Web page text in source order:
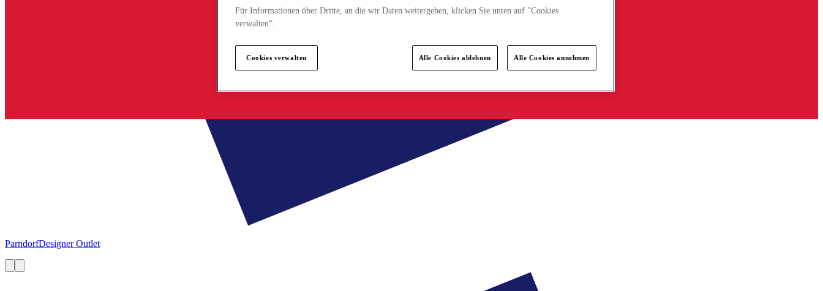
ParndorfDesigner Outlet
Für Informationen über Dritte, an die wir Daten weitergeben, klicken Sie unten auf "Cookies
verwalten“.
Cookies verwalten Alle Cookies ablehnen Alle Cookies annehmen